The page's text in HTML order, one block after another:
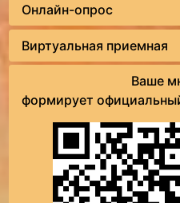
Онлайн-опрос
Виртуальная приемная
Ваше
формирует